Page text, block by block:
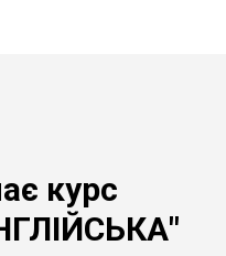
курс